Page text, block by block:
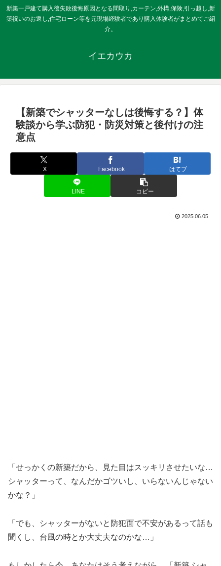
新築一戸建て購入後失敗後悔原因となる間取り,カーテン,外構,保険,引っ越し,新
築祝いのお返し,住宅ローン等を元現場経験者であり購入体験者がまとめてご紹
介。
イエカウカ
【新築でシャッターなしは後悔する？】体
験談から学ぶ防犯・防災対策と後付けの注
意点
X Facebook はてブ
LINE コピー
2025.06.05
「せっかくの新築だから、見た目はスッキリさせたいな…
シャッターって、なんだかゴツいし、いらないんじゃない
かな？」
「でも、シャッターがないと防犯面で不安があるって話も
聞くし、台風の時とか大丈夫なのかな…」